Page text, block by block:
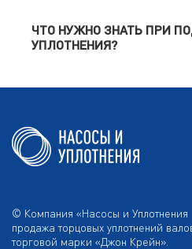
ЧТО НУЖНО ЗНАТЬ ПРИ
УПЛОТНЕНИЯ?
© Компания «Насосы и Уплотнения
продажа торцовых уплотнений
торговой марки «Джон Крейн».